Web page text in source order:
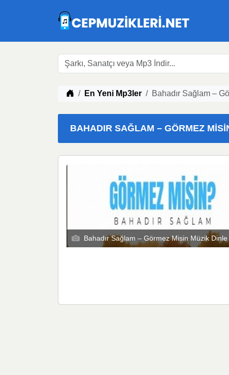
Müzik indir
En Yeni Mp3ler Bahadır Sağlam –
BAHADIR SAĞLAM – GÖRMEZ
Bahadır Sağlam – Görmez Misin Müzik Dinle